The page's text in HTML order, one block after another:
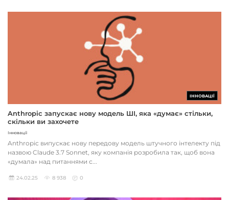
ІННОВАЦІЇ
Anthropic запускає нову модель ШІ, яка «думає» стільки,
скільки ви захочете
Інновації
Anthropic випускає нову передову модель штучного інтелекту під
назвою Claude 3.7 Sonnet, яку компанія розробила так, щоб вона
«думала» над питаннями с...
24.02.25 8 938 0